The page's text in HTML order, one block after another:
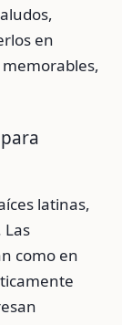
en
latinas,
Las
como en